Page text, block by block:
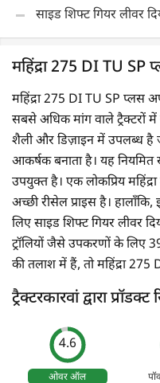
साइड शिफ्ट गियर लीवर
महिंद्रा 275 DI TU SP
महिंद्रा 275 DI TU SP प्लस
सबसे अधिक मांग वाले
शैली और डिज़ाइन में उपलब्ध है
आकर्षक बनाता है। यह
उपयुक्त है। एक लोकप्रिय
अच्छी रीसेल प्राइस है।
लिए साइड शिफ्ट गियर लीवर
ट्रॉलियों जैसे उपकरणों के लिए
की तलाश में हैं, तो महिंद्रा
ट्रैक्टरकारवां द्वारा प्रॉडक्ट
4.6
ओवर ऑल